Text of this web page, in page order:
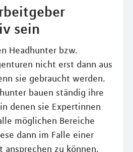
sein
Headhunter bzw.
nicht erst dann aus
sie gebraucht werden.
bauen ständig ihre
denen sie Expertinnen
möglichen Bereiche
dann im Falle einer
ansprechen zu können.